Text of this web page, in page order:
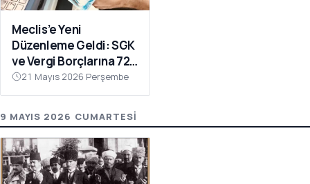
Meclis’e Yeni
Düzenleme Geldi: SGK
ve Vergi Borçlarına 72
Ay Taksit İmkânı
21 Mayıs 2026 Perşembe
9 MAYIS 2026 CUMARTESI